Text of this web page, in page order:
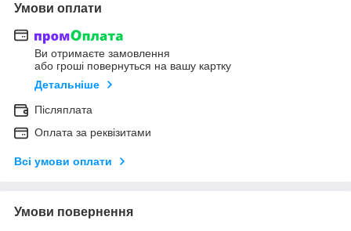
Умови оплати
Ви отримаєте замовлення
або гроші повернуться на вашу картку
Детальніше
Післяплата
Оплата за реквізитами
Всі умови оплати
Умови повернення